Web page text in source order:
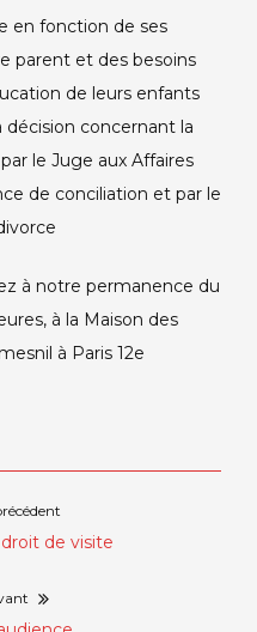
en fonction de ses
parent et des besoins
de leurs enfants
décision concernant la
le Juge aux Affaires
de conciliation et par le
à notre permanence du
à la Maison des
à Paris 12e
de visite